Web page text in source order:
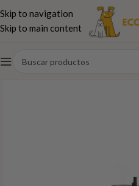
Skip to navigation
Skip to main content
Inicio Gatos Descanso, juguetes...